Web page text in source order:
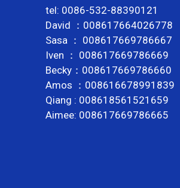
tel: 0086-532-88390121
David ： 008617664026778
Sasa ： 008617669786667
Iven ： 008617669786669
Becky： 008617669786660
Amos ： 008616678991839
Qiang : 008618561521659
Aimee: 008617669786665